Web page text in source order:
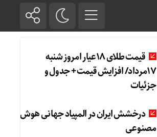
قیمت طلای 18عیار امروز شنبه
17مرداد/ افزایش قیمت + جدول و
جزئیات
درخشش ایران در المپیاد جهانی هوش
مصنوعی